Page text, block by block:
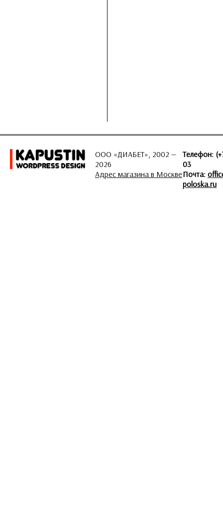
ООО «ДИАБЕТ», 2002 —
2026
Адрес магазина в Москве
Телефон:
03
Почта:
poloska.ru